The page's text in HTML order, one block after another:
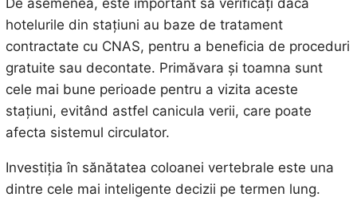
hotelurile din stațiuni au baze de tratament
contractate cu CNAS, pentru a beneficia de proceduri
gratuite sau decontate. Primăvara și toamna sunt
cele mai bune perioade pentru a vizita aceste
stațiuni, evitând astfel canicula verii, care poate
afecta sistemul circulator.
Investiția în sănătatea coloanei vertebrale este una
dintre cele mai inteligente decizii pe termen lung.